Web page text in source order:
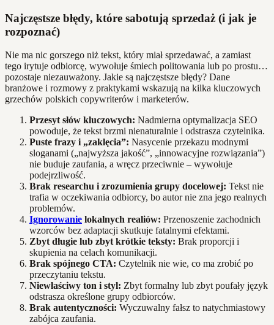
Najczęstsze błędy, które sabotują sprzedaż (i jak je
rozpoznać)
Nie ma nic gorszego niż tekst, który miał sprzedawać, a zamiast
tego irytuje odbiorcę, wywołuje śmiech politowania lub po prostu…
pozostaje niezauważony. Jakie są najczęstsze błędy? Dane
branżowe i rozmowy z praktykami wskazują na kilka kluczowych
grzechów polskich copywriterów i marketerów.
Przesyt słów kluczowych: Nadmierna optymalizacja SEO
powoduje, że tekst brzmi nienaturalnie i odstrasza czytelnika.
Puste frazy i „zaklęcia”: Nasycenie przekazu modnymi
sloganami („najwyższa jakość”, „innowacyjne rozwiązania”)
nie buduje zaufania, a wręcz przeciwnie – wywołuje
podejrzliwość.
Brak researchu i zrozumienia grupy docelowej: Tekst nie
trafia w oczekiwania odbiorcy, bo autor nie zna jego realnych
problemów.
Ignorowanie lokalnych realiów: Przenoszenie zachodnich
wzorców bez adaptacji skutkuje fatalnymi efektami.
Zbyt długie lub zbyt krótkie teksty: Brak proporcji i
skupienia na celach komunikacji.
Brak spójnego CTA: Czytelnik nie wie, co ma zrobić po
przeczytaniu tekstu.
Niewłaściwy ton i styl: Zbyt formalny lub zbyt poufały język
odstrasza określone grupy odbiorców.
Brak autentyczności: Wyczuwalny fałsz to natychmiastowy
zabójca zaufania.